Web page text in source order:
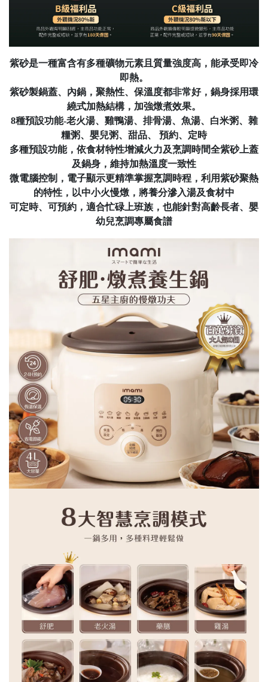
紫砂是一種富含有多種礦物元素且 質量強度高，能承受即冷
即熱。
紫砂製鍋蓋、內鍋，聚熱性、保溫度都非常好， 鍋身採用環
繞式加熱結構，加強燉煮效果。
8種預設功能-老火湯、雞鴨湯、排骨湯、魚湯、白米粥、雜
糧粥、嬰兒粥、甜品、 預約、定時
多種預設功能，依食材特性增減火力及烹調時間全紫砂上蓋
及鍋身，維持加熱溫度一致性
微電腦控制，電子顯示更精準掌握烹調時程，利用紫砂聚熱
的特性，以中小火慢燉，將養分滲入湯及食材中
可定時、可預約，適合忙碌上班族，也能針對高齡長者、嬰
幼兒烹調專屬食譜